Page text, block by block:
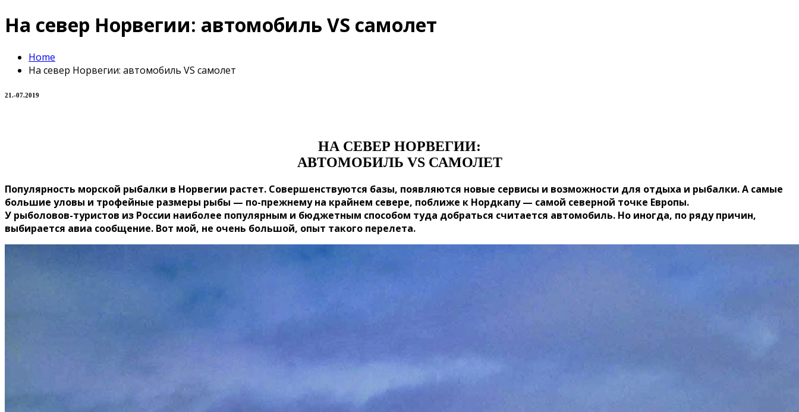
На север Норвегии: автомобиль VS самолет
Home
На север Норвегии: автомобиль VS самолет
21.-07.2019
НА СЕВЕР НОРВЕГИИ:
АВТОМОБИЛЬ VS САМОЛЕТ
Популярность морской рыбалки в Норвегии растет. Cовершенствуются базы, появляются новые сервисы и возможности для отдыха и рыбалки. А самые
большие уловы и трофейные размеры рыбы — по-прежнему на крайнем севере, поближе к Нордкапу — самой северной точке Европы.
У рыболовов-туристов из России наиболее популярным и бюджетным способом туда добраться считается автомобиль. Но иногда, по ряду причин,
выбирается авиа сообщение. Вот мой, не очень большой, опыт такого перелета.